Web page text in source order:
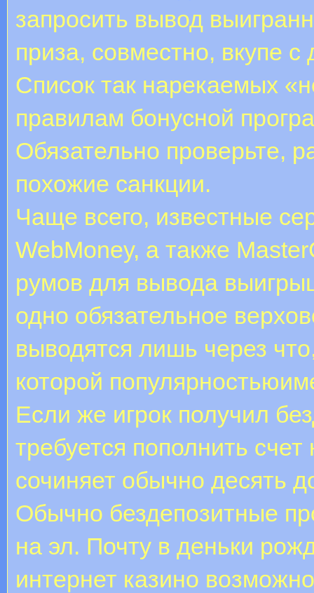
запросить вывод
приза, совместно, вкупе с
Список так нарекаемых
правилам бонусной
Обязательно проверьте,
похожие санкции.
Чаще всего, известные
WebMoney, а также
румов для вывода
одно обязательное
выводятся лишь через
которой
Если же игрок получил
требуется пополнить
сочиняет обычно десять
Обычно бездепозитные
на эл. Почту в деньки
интернет казино